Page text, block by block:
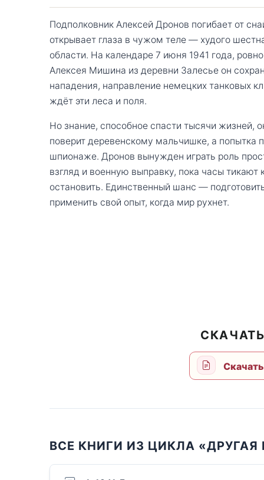
Подполковник Алексей Дронов погибает от
открывает глаза в чужом теле — худого
области. На календаре 7 июня 1941 года,
Алексея Мишина из деревни Залесье он
нападения, направление немецких танковых
ждёт эти леса и поля.
Но знание, способное спасти тысячи жизней,
поверит деревенскому мальчишке, а попытка
шпионаже. Дронов вынужден играть роль
взгляд и военную выправку, пока часы тикают
остановить. Единственный шанс —
применить свой опыт, когда мир рухнет.
ВСЕ КНИГИ ИЗ ЦИКЛА «ДРУГАЯ